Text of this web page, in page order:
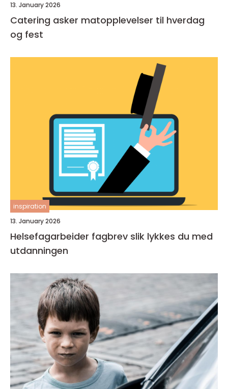
13. January 2026
Catering asker matopplevelser til hverdag
og fest
inspiration
13. January 2026
Helsefagarbeider fagbrev slik lykkes du med
utdanningen